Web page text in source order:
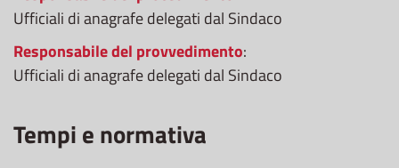
Ufficiali di anagrafe delegati dal Sindaco
Responsabile del provvedimento:
Ufficiali di anagrafe delegati dal Sindaco
Tempi e normativa